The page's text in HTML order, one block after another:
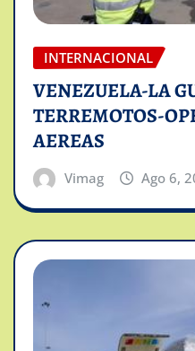
INTERNACIONAL
VENEZUELA-LA
TERREMOTOS-
AEREAS
Vimag Ago 6,